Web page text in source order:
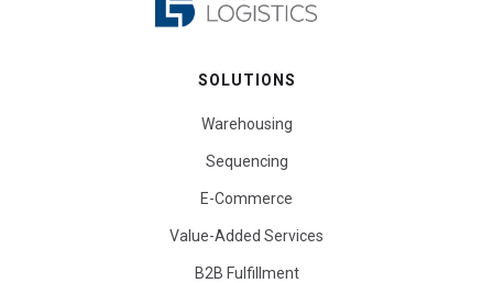
SOLUTIONS
Warehousing
Sequencing
E-Commerce
Value-Added Services
B2B Fulfillment